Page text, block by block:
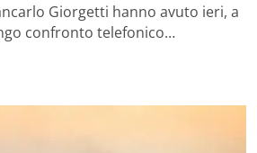
Giorgetti hanno avuto ieri, a
confronto telefonico…